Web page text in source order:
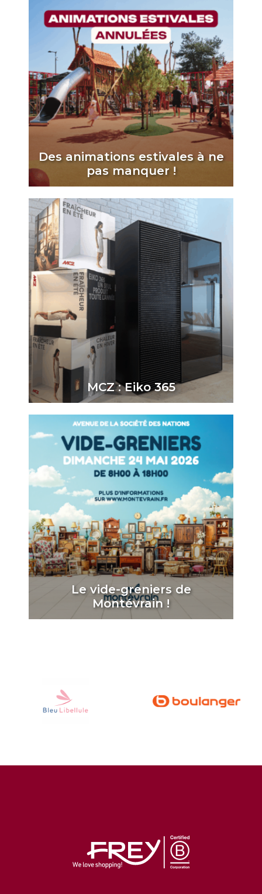
Des animations estivales à ne
pas manquer !
MCZ : Eiko 365
Le vide-greniers de
Montévrain !